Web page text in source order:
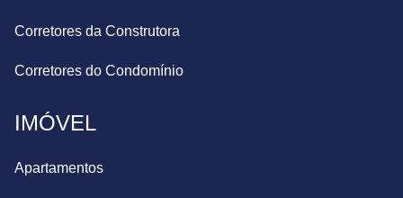
Corretores da Construtora
Corretores do Condomínio
IMÓVEL
Apartamentos